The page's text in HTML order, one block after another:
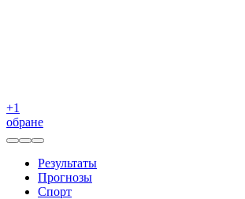
+1
обране
Результаты
Прогнозы
Спорт